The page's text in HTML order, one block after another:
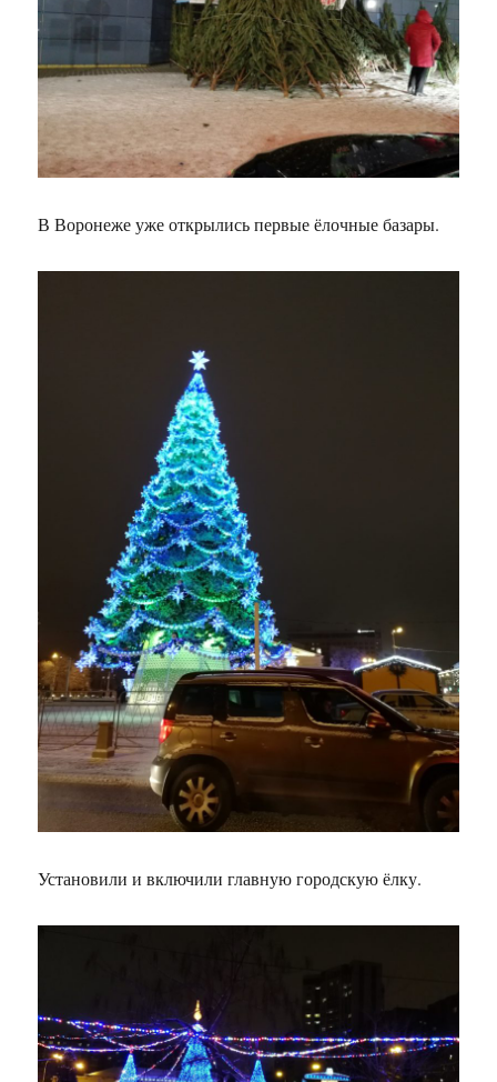
В Воронеже уже открылись первые ёлочные базары.
Установили и включили главную городскую ёлку.